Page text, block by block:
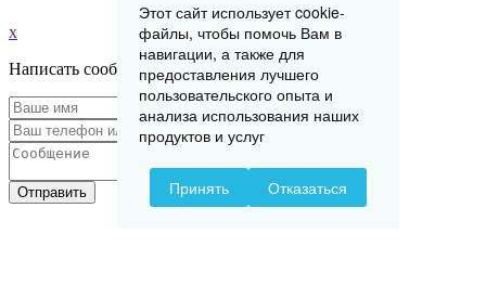
x
Написать сообщение
Отправить
Этот сайт использует cookie-
файлы, чтобы помочь Вам в
навигации, а также для
предоставления лучшего
пользовательского опыта и
анализа использования наших
продуктов и услуг
Принять Отказаться